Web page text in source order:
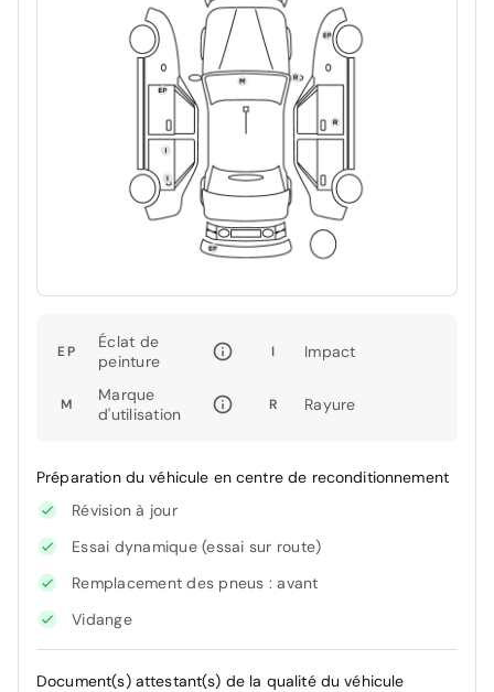
EP
Éclat de
peinture
I Impact
M
Marque
d'utilisation
R Rayure
Préparation du véhicule en centre de reconditionnement
Révision à jour
Essai dynamique (essai sur route)
Remplacement des pneus : avant
Vidange
Document(s) attestant(s) de la qualité du véhicule